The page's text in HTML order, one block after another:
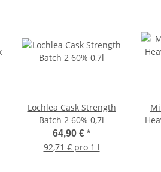
Lochlea Cask Strength
Batch 2 60% 0,7l
64,90 € *
92,71 € pro 1 l